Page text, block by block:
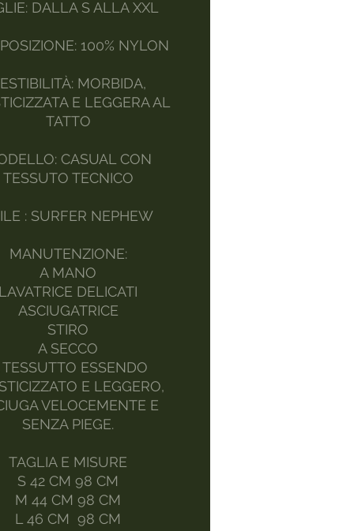
DALLA S ALLA XXL
100% NYLON
MORBIDA,
E LEGGERA AL
TATTO
CASUAL CON
TESSUTO TECNICO
: SURFER NEPHEW
MANUTENZIONE:
A MANO
LAVATRICE DELICATI
ASCIUGATRICE
STIRO
A SECCO
TESSUTTO ESSENDO
E LEGGERO,
VELOCEMENTE E
SENZA PIEGE.
TAGLIA E MISURE
S 42 CM 98 CM
M 44 CM 98 CM
L 46 CM 98 CM